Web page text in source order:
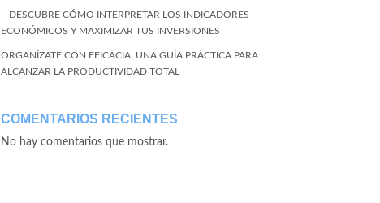
– DESCUBRE CÓMO INTERPRETAR LOS INDICADORES
ECONÓMICOS Y MAXIMIZAR TUS INVERSIONES
ORGANÍZATE CON EFICACIA: UNA GUÍA PRÁCTICA PARA
ALCANZAR LA PRODUCTIVIDAD TOTAL
COMENTARIOS RECIENTES
No hay comentarios que mostrar.